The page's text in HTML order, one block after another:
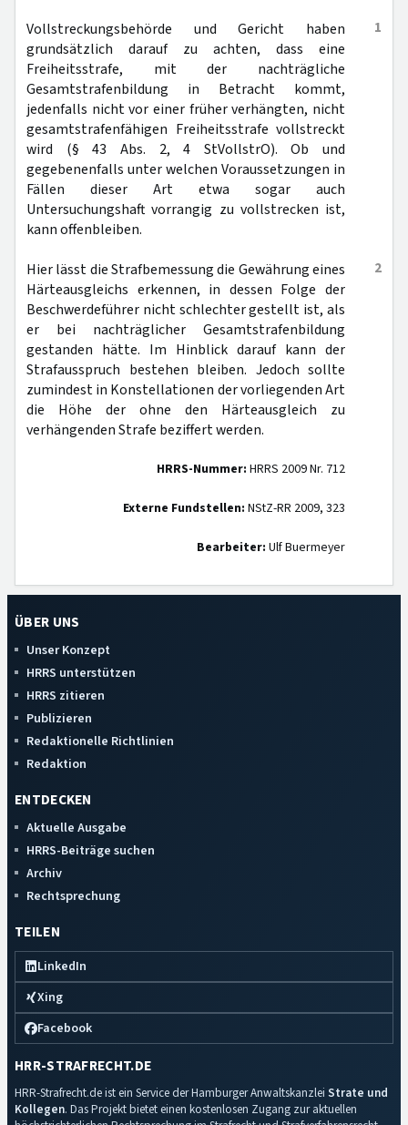
1
Vollstreckungsbehörde und Gericht haben
grundsätzlich darauf zu achten, dass eine
Freiheitsstrafe, mit der nachträgliche
Gesamtstrafenbildung in Betracht kommt,
jedenfalls nicht vor einer früher verhängten, nicht
gesamtstrafenfähigen Freiheitsstrafe vollstreckt
wird (§ 43 Abs. 2, 4 StVollstrO). Ob und
gegebenenfalls unter welchen Voraussetzungen in
Fällen dieser Art etwa sogar auch
Untersuchungshaft vorrangig zu vollstrecken ist,
kann offenbleiben.
2
Hier lässt die Strafbemessung die Gewährung eines
Härteausgleichs erkennen, in dessen Folge der
Beschwerdeführer nicht schlechter gestellt ist, als
er bei nachträglicher Gesamtstrafenbildung
gestanden hätte. Im Hinblick darauf kann der
Strafausspruch bestehen bleiben. Jedoch sollte
zumindest in Konstellationen der vorliegenden Art
die Höhe der ohne den Härteausgleich zu
verhängenden Strafe beziffert werden.
HRRS-Nummer: HRRS 2009 Nr. 712
Externe Fundstellen: NStZ-RR 2009, 323
Bearbeiter: Ulf Buermeyer
ÜBER UNS
Unser Konzept
HRRS unterstützen
HRRS zitieren
Publizieren
Redaktionelle Richtlinien
Redaktion
ENTDECKEN
Aktuelle Ausgabe
HRRS-Beiträge suchen
Archiv
Rechtsprechung
TEILEN
LinkedIn
Xing
Facebook
HRR-STRAFRECHT.DE
HRR-Strafrecht.de ist ein Service der Hamburger Anwaltskanzlei Strate und
Kollegen. Das Projekt bietet einen kostenlosen Zugang zur aktuellen